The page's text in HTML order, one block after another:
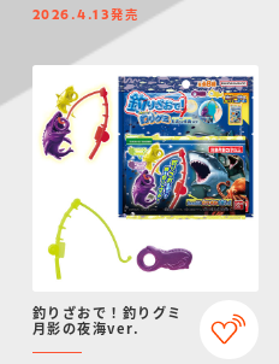
2026.4.13発売
釣りざおで！釣りグミ
月影の夜海ver.